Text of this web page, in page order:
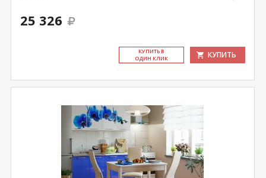
25 326
КУ­ПИТЬ В
ОДИН КЛИК
КУПИТЬ